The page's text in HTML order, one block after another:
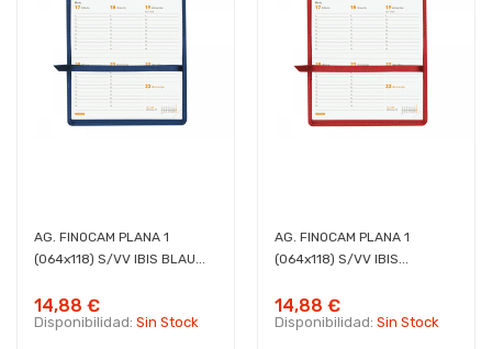
AG. FINOCAM PLANA 1
(064x118) S/VV IBIS BLAU...
14,88 €
Disponibilidad: Sin Stock
AG. FINOCAM PLANA 1
(064x118) S/VV IBIS...
14,88 €
Disponibilidad: Sin Stock